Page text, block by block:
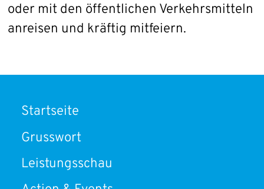
oder mit den öffentlichen Verkehrsmitteln
anreisen und kräftig mitfeiern.
Startseite
Grusswort
Leistungsschau